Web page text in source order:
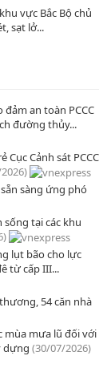
vực Bắc Bộ chủ
sạt lở...
an toàn PCCC
đường thủy...
Cảnh sát PCCC
sàng ứng phó
sống tại các khu
lụt bão cho lực
từ cấp III...
54 căn nhà
mùa mưa lũ đối với
dựng (30/07/2026)